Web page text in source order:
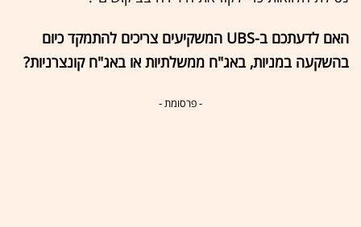
האם לדעתכם ב-UBS המשקיעים צריכים להתמקד כיום
בהשקעה במניות, באג"ח ממשלתיות או באג"ח קונצרניות?
- פרסומת -